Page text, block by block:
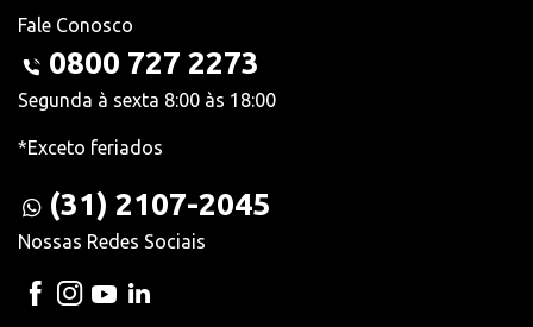
Fale Conosco
0800 727 2273
Segunda à sexta 8:00 às 18:00
*Exceto feriados
(31) 2107-2045
Nossas Redes Sociais